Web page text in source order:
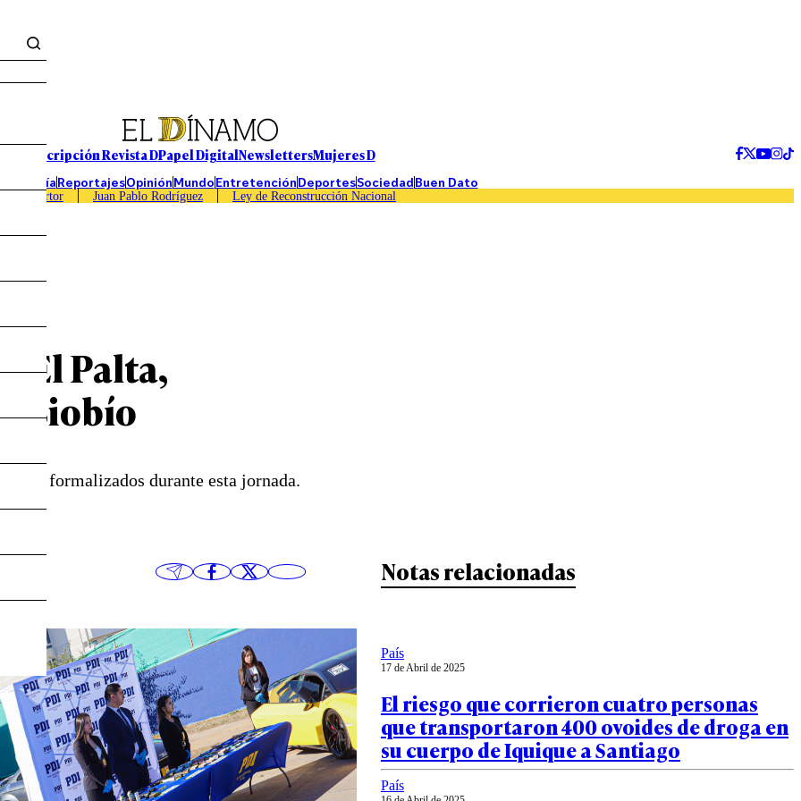
Suscripción Revista DPapel DigitalNewslettersMujeres D
EconomíaReportajesOpiniónMundoEntretenciónDeportesSociedadBuen Dato
Caso Sartor Juan Pablo Rodríguez Ley de Reconstrucción Nacional
El Palta,
Biobío
formalizados durante esta jornada.
Notas relacionadas
País
17 de Abril de 2025
El riesgo que corrieron cuatro personas
que transportaron 400 ovoides de droga en
su cuerpo de Iquique a Santiago
País